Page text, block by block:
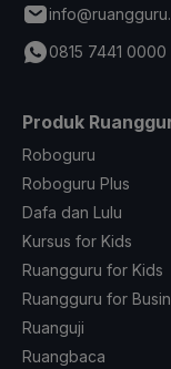
0815 7441 0000
Produk
Roboguru
Roboguru Plus
Dafa dan Lulu
Kursus for Kids
Ruangguru for Kids
Ruangguru for
Ruanguji
Ruangbaca